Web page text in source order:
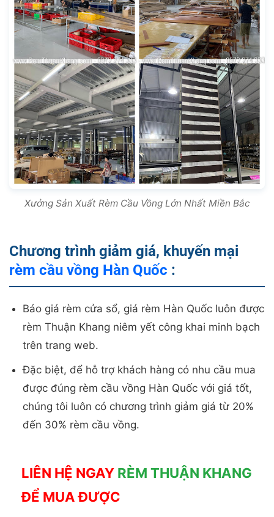
Xưởng Sản Xuất Rèm Cầu Vồng Lớn Nhất Miền Bắc
Chương trình giảm giá, khuyến mại
rèm cầu vồng Hàn Quốc :
Báo giá rèm cửa sổ, giá rèm Hàn Quốc luôn được
rèm Thuận Khang niêm yết công khai minh bạch
trên trang web.
Đặc biệt, để hỗ trợ khách hàng có nhu cầu mua
được đúng rèm cầu vồng Hàn Quốc với giá tốt,
chúng tôi luôn có chương trình giảm giá từ 20%
đến 30% rèm cầu vồng.
LIÊN HỆ NGAY RÈM THUẬN KHANG
ĐỂ MUA ĐƯỢC